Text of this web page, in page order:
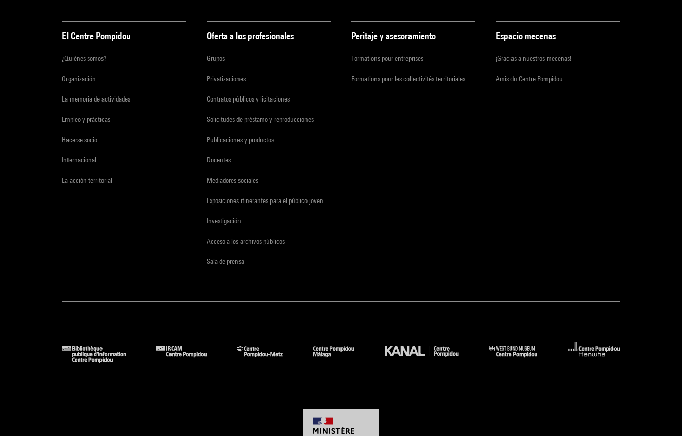
El Centre Pompidou
¿Quiénes somos?
Organización
La memoria de actividades
Empleo y prácticas
Hacerse socio
Internacional
La acción territorial
Oferta a los profesionales
Grupos
Privatizaciones
Contratos públicos y licitaciones
Solicitudes de préstamo y reproducciones
Publicaciones y productos
Docentes
Mediadores sociales
Exposiciones itinerantes para el público joven
Investigación
Acceso a los archivos públicos
Sala de prensa
Peritaje y asesoramiento
Formations pour entreprises
Formations pour les collectivités territoriales
Espacio mecenas
¡Gracias a nuestros mecenas!
Amis du Centre Pompidou